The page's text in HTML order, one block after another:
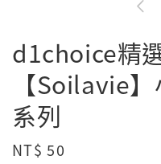
d1choice精
【Soilavie
系列
Regular
NT$ 50